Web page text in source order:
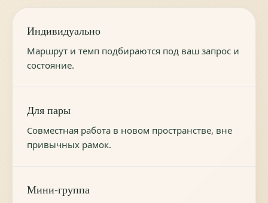
Индивидуально
Маршрут и темп подбираются под ваш запрос и
состояние.
Для пары
Совместная работа в новом пространстве, вне
привычных рамок.
Мини-группа